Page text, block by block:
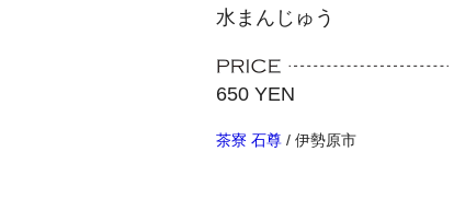
水まんじゅう
650 YEN
茶寮 石尊 / 伊勢原市